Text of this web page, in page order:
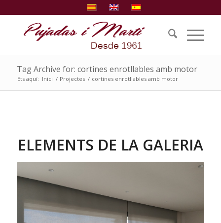
Tag Archive for: cortines enrotllables amb motor
Ets aquí: Inici / Projectes / cortines enrotllables amb motor
ELEMENTS DE LA GALERIA